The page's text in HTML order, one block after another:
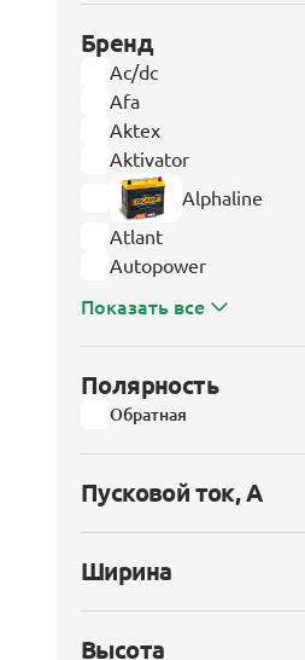
Бренд
Ac/dc
Afa
Aktex
Aktivator
Alphaline
Atlant
Autopower
Показать все
Полярность
Обратная
Пусковой ток, А
Ширина
Высота